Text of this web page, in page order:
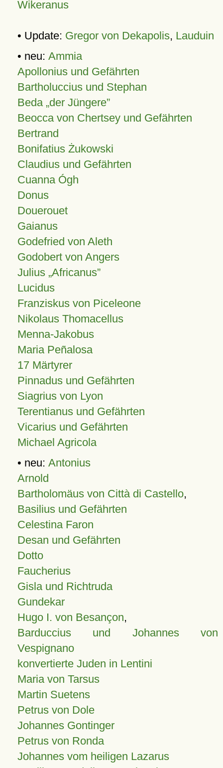
Wikeranus
• Update: Gregor von Dekapolis, Lauduin
• neu: Ammia
Apollonius und Gefährten
Bartholuccius und Stephan
Beda „der Jüngere”
Beocca von Chertsey und Gefährten
Bertrand
Bonifatius Żukowski
Claudius und Gefährten
Cuanna Ógh
Donus
Douerouet
Gaianus
Godefried von Aleth
Godobert von Angers
Julius Africanus
Lucidus
Franziskus von Piceleone
Nikolaus Thomacellus
Menna-Jakobus
Maria Peñalosa
17 Märtyrer
Pinnadus und Gefährten
Siagrius von Lyon
Terentianus und Gefährten
Vicarius und Gefährten
Michael Agricola
• neu: Antonius
Arnold
Bartholomäus von Città di Castello,
Basilius und Gefährten
Celestina Faron
Desan und Gefährten
Dotto
Faucherius
Gisla und Richtruda
Gundekar
Hugo I. von Besançon,
Barduccius und Johannes von
Vespignano
konvertierte Juden in Lentini
Maria von Tarsus
Martin Suetens
Petrus von Dole
Johannes Gontinger
Petrus von Ronda
Johannes vom heiligen Lazarus